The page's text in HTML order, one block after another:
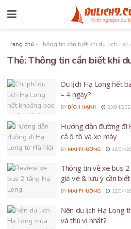
Trang chủ »Thông tin cần biết khi du lịch Hạ
Thẻ:Thông tin cần biết khi
Du lịch Hạ Long hết
– 4 ngày?
BY BÍCH HẠNH 23/04/
Hướng dẫn đường đi
cả ô tô và xe máy
BY MAI PHƯƠNG 16/04/
Thông tin về xe bus
giá vé & lưu ý cần biết
BY MAI PHƯƠNG 12/04/
Nên du lịch Hạ Long
và thú vị nhất?